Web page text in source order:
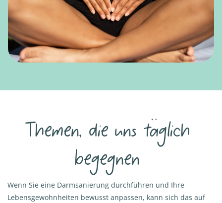
Themen, die uns täglich
begegnen
Wenn Sie eine Darmsanierung durchführen und Ihre
Lebensgewohnheiten bewusst anpassen, kann sich das auf